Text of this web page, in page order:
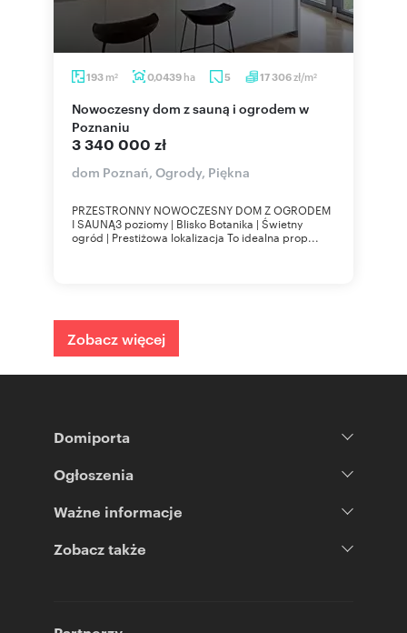
193 m2 0,0439 ha 5 17 306zł/m2
Nowoczesny dom z sauną i ogrodem w
Poznaniu
3 340 000 zł
dom Poznań, Ogrody, Piękna
PRZESTRONNY NOWOCZESNY DOM Z OGRODEM
I SAUNĄ3 poziomy | Blisko Botanika | Świetny
ogród | Prestiżowa lokalizacja To idealna prop...
Zobacz więcej
Domiporta
Ogłoszenia
Ważne informacje
Zobacz także